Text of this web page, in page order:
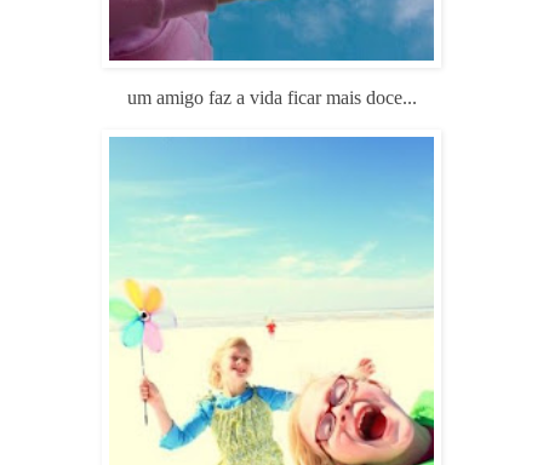
um amigo faz a vida ficar mais doce...